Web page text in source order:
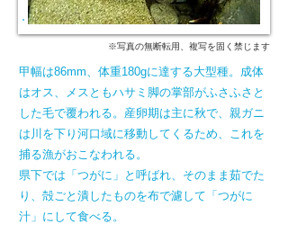
※写真の無断転用、複写を固く禁じます
甲幅は86mm、体重180gに達する大型種。成体
はオス、メスともハサミ脚の掌部がふさふさと
した毛で覆われる。産卵期は主に秋で、親ガニ
は川を下り河口域に移動してくるため、これを
捕る漁がおこなわれる。
県下では「つがに」と呼ばれ、そのまま茹でた
り、殻ごと潰したものを布で濾して「つがに
汁」にして食べる。